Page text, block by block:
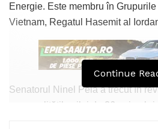
Energie. Este membru în
Vietnam, Regatul Hasemit al
Senatorul Ninel Peia a trecut în
personalitățile zilei de 26 noiembrie:
Continue